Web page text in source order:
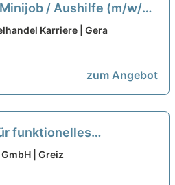
/ Aushilfe (m/w/d)
Karriere | Gera
zum Angebot
funktionelles
Minijob (w/m/d)
| Greiz